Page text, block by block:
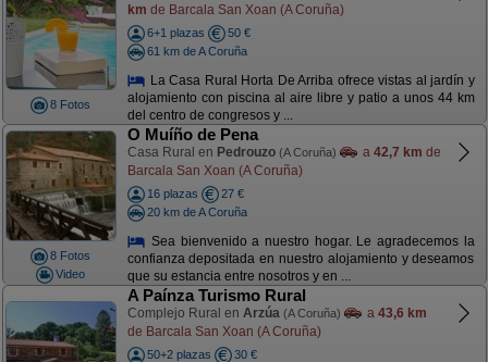
8 Fotos
km de Barcala San Xoan (A Coruña)
6+1 plazas
50 €
61 km de A Coruña
La Casa Rural Horta De Arriba ofrece vistas al jardín y
alojamiento con piscina al aire libre y patio a unos 44 km
del centro de congresos y ...
8 Fotos
Video
O Muíño de Pena
Casa Rural en Pedrouzo (A Coruña) a 42,7 km de
Barcala San Xoan (A Coruña)
16 plazas
27 €
20 km de A Coruña
Sea bienvenido a nuestro hogar. Le agradecemos la
confianza depositada en nuestro alojamiento y deseamos
que su estancia entre nosotros y en ...
A Paínza Turismo Rural
Complejo Rural en Arzúa (A Coruña) a 43,6 km
de Barcala San Xoan (A Coruña)
50+2 plazas
30 €